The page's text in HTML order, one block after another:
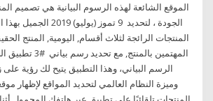
الموقع الشائعة لهذه الرسوم البيانية هي تصميم
الجودة ، لتحديد 9 تموز
المنتجات الرائجة لثلاث أقسام, اليومية, المنتج
المهتمين بالمنتج,
الرسم البياني، وهذا التطبيق يتيح لك رؤية على
وميزة النظام العالمي لتحديد المواقع